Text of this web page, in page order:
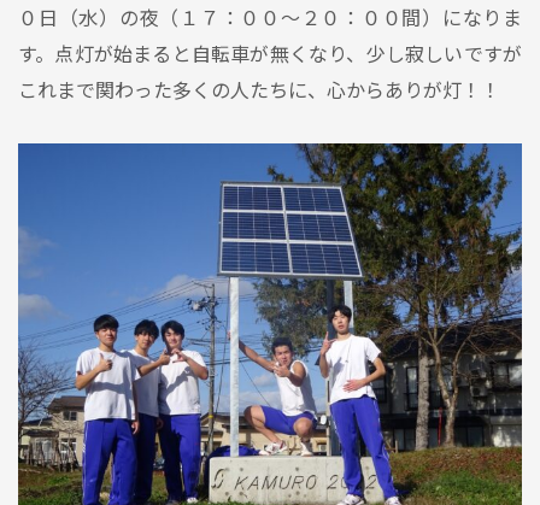
０日（水）の夜（１７：００〜２０：００間）になりま
す。点灯が始まると自転車が無くなり、少し寂しいですが
これまで関わった多くの人たちに、心からありが灯！！